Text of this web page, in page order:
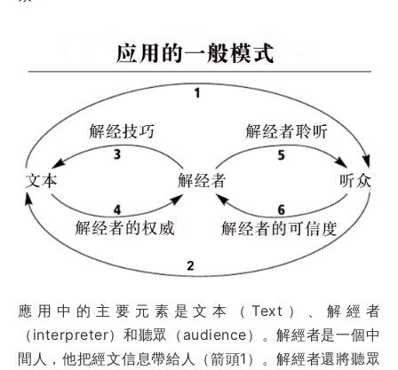
應用中的主要元素是文本（Text）、解經者
（interpreter）和聽眾（audience）。解經者是一個中
間人，他把經文信息帶給人（箭頭1）。解經者還將聽眾